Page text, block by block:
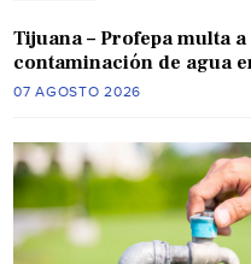
Tijuana – Profepa multa a
contaminación de agua
07 AGOSTO 2026